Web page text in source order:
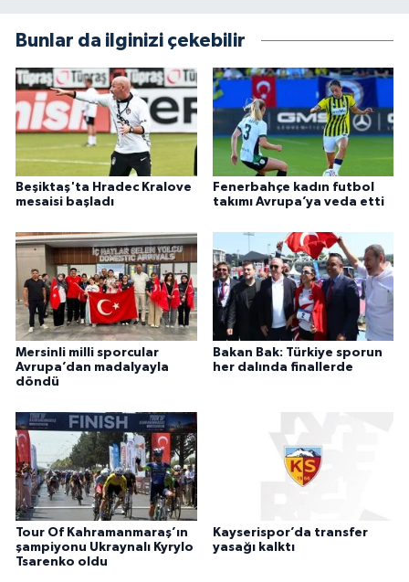
Bunlar da ilginizi çekebilir
Beşiktaş'ta Hradec Kralove
mesaisi başladı
Fenerbahçe kadın futbol
takımı Avrupa’ya veda etti
Mersinli milli sporcular
Avrupa’dan madalyayla
döndü
Bakan Bak: Türkiye sporun
her dalında finallerde
Tour Of Kahramanmaraş’ın
şampiyonu Ukraynalı Kyrylo
Tsarenko oldu
Kayserispor’da transfer
yasağı kalktı